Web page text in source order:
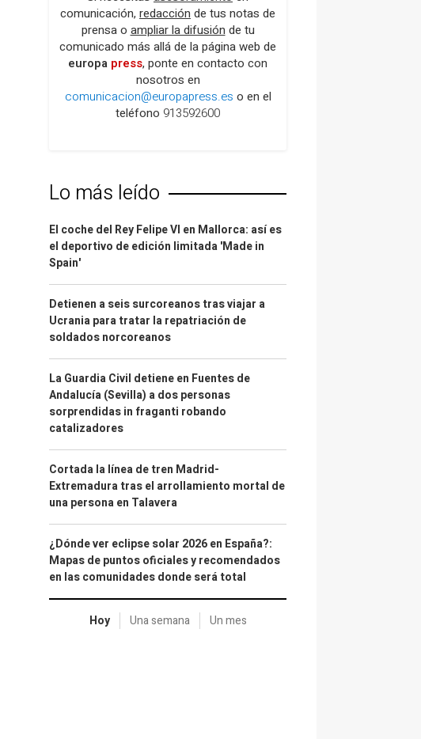
comunicación, redacción de tus notas de
prensa o ampliar la difusión de tu
comunicado más allá de la página web de
europa press, ponte en contacto con
nosotros en
comunicacion@europapress.es o en el
teléfono 913592600
Lo más leído
El coche del Rey Felipe VI en Mallorca: así es
el deportivo de edición limitada 'Made in
Spain'
Detienen a seis surcoreanos tras viajar a
Ucrania para tratar la repatriación de
soldados norcoreanos
La Guardia Civil detiene en Fuentes de
Andalucía (Sevilla) a dos personas
sorprendidas in fraganti robando
catalizadores
Cortada la línea de tren Madrid-
Extremadura tras el arrollamiento mortal de
una persona en Talavera
¿Dónde ver eclipse solar 2026 en España?:
Mapas de puntos oficiales y recomendados
en las comunidades donde será total
Hoy Una semana Un mes